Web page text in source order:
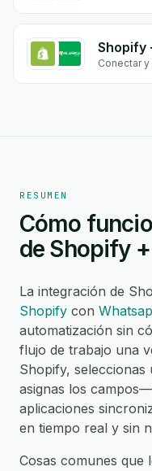
Shopify
Conectar
RESUMEN
Cómo
de Shopify
La integración de
Shopify con
automatización sin
flujo de trabajo una
Shopify,
asignas los
aplicaciones
en tiempo real y sin
Cosas comunes que